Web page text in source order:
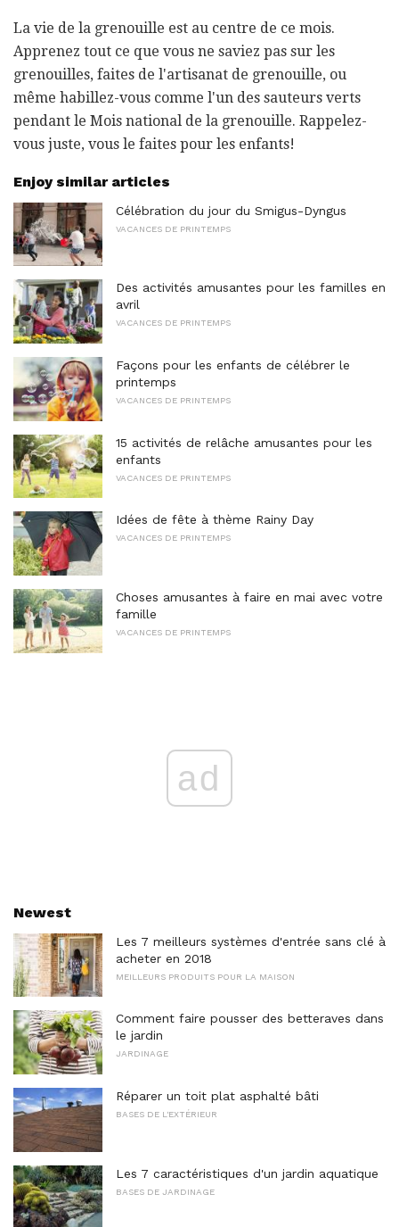
La vie de la grenouille est au centre de ce mois.
Apprenez tout ce que vous ne saviez pas sur les
grenouilles, faites de l'artisanat de grenouille, ou
même habillez-vous comme l'un des sauteurs verts
pendant le Mois national de la grenouille. Rappelez-
vous juste, vous le faites pour les enfants!
Enjoy similar articles
Célébration du jour du Smigus-Dyngus
VACANCES DE PRINTEMPS
Des activités amusantes pour les familles en
avril
VACANCES DE PRINTEMPS
Façons pour les enfants de célébrer le
printemps
VACANCES DE PRINTEMPS
15 activités de relâche amusantes pour les
enfants
VACANCES DE PRINTEMPS
Idées de fête à thème Rainy Day
VACANCES DE PRINTEMPS
Choses amusantes à faire en mai avec votre
famille
VACANCES DE PRINTEMPS
ad
Newest
Les 7 meilleurs systèmes d'entrée sans clé à
acheter en 2018
MEILLEURS PRODUITS POUR LA MAISON
Comment faire pousser des betteraves dans
le jardin
JARDINAGE
Réparer un toit plat asphalté bâti
BASES DE L'EXTÉRIEUR
Les 7 caractéristiques d'un jardin aquatique
BASES DE JARDINAGE